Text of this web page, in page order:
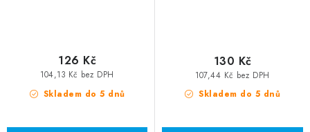
Skladem do 5 dnů
104,13 Kč bez DPH
126 Kč
Skladem do 5 dnů
107,44 Kč bez DPH
130 Kč